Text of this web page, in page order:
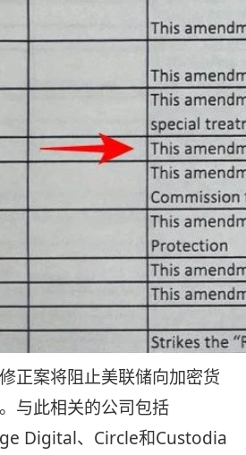
正案将阻止美联储向加密货
与此相关的公司包括
Digital、Circle和Custodia